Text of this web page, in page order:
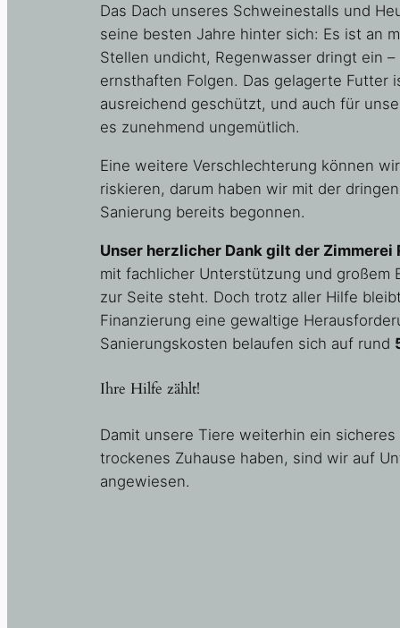
Das Dach unseres Schweinestalls und
seine besten Jahre hinter sich: Es ist an
Stellen undicht, Regenwasser dringt ein –
ernsthaften Folgen. Das gelagerte Futter
ausreichend geschützt, und auch für
es zunehmend ungemütlich.
Eine weitere Verschlechterung können
riskieren, darum haben wir mit der
Sanierung bereits begonnen.
Unser herzlicher Dank gilt der Zimmerei
mit fachlicher Unterstützung und großem
zur Seite steht. Doch trotz aller Hilfe
Finanzierung eine gewaltige
Sanierungskosten belaufen sich auf rund
Ihre Hilfe zählt!
Damit unsere Tiere weiterhin ein sicheres
trockenes Zuhause haben, sind wir auf
angewiesen.